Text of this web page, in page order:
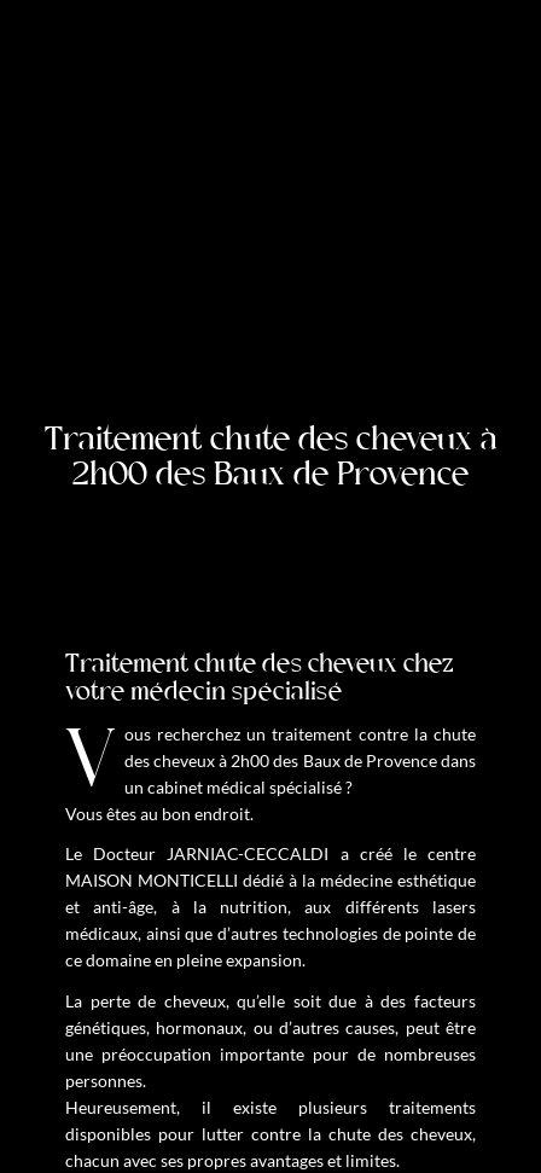
Traitement chute des cheveux à
2h00 des Baux de Provence
Traitement chute des cheveux chez
votre médecin spécialisé
Vous recherchez un traitement contre la chute
des cheveux à 2h00 des Baux de Provence dans
un cabinet médical spécialisé ?
Vous êtes au bon endroit.
Le Docteur JARNIAC-CECCALDI a créé le centre
MAISON MONTICELLI dédié à la médecine esthétique
et anti-âge, à la nutrition, aux différents lasers
médicaux, ainsi que d’autres technologies de pointe de
ce domaine en pleine expansion.
La perte de cheveux, qu’elle soit due à des facteurs
génétiques, hormonaux, ou d’autres causes, peut être
une préoccupation importante pour de nombreuses
personnes.
Heureusement, il existe plusieurs traitements
disponibles pour lutter contre la chute des cheveux,
chacun avec ses propres avantages et limites.